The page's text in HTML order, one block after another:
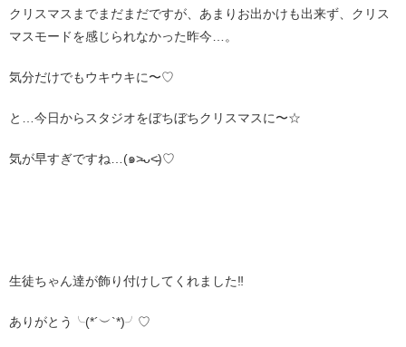
クリスマスまでまだまだですが、あまりお出かけも出来ず、クリス
マスモードを感じられなかった昨今…。
気分だけでもウキウキに〜♡
と…今日からスタジオをぼちぼちクリスマスに〜☆
気が早すぎですね…(๑˃̵ᴗ˂̵)♡
生徒ちゃん達が飾り付けしてくれました‼︎
ありがとう╰(*´︶`*)╯♡